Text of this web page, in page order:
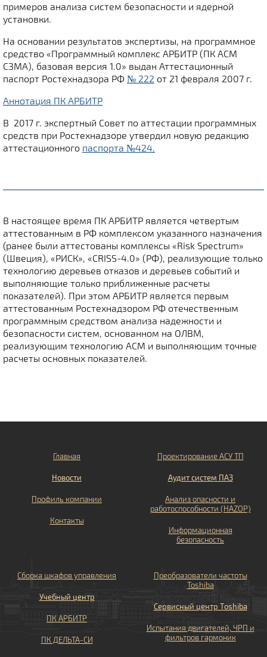
примеров анализа систем безопасности и ядерной
установки.
На основании результатов экспертизы, на программное
средство «Программный комплекс АРБИТР (ПК АСМ
СЗМА), базовая версия 1.0» выдан Аттестационный
паспорт Ростехнадзора РФ № 222 от 21 февраля 2007 г.
Аннотация ПК АРБИТР
В 2017 г. экспертный Совет по аттестации программных
средств при Ростехнадзоре утвердил новую редакцию
аттестационного паспорта №424.
В настоящее время ПК АРБИТР является четвертым
аттестованным в РФ комплексом указанного назначения
(ранее были аттестованы комплексы «Risk Spectrum»
(Швеция), «РИСК», «CRISS-4.0» (РФ), реализующие только
технологию деревьев отказов и деревьев событий и
выполняющие только приближенные расчеты
показателей). При этом АРБИТР является первым
аттестованным Ростехнадзором РФ отечественным
программным средством анализа надежности и
безопасности систем, основанном на ОЛВМ,
реализующим технологию АСМ и выполняющим точные
расчеты основных показателей.
Главная
Новости
Профиль компании
Контакты
Проектирование АСУ ТП
Аудит систем ПАЗ
Анализ опасности и
работоспособности (HAZOP)
Информационная
безопасность
Сборка шкафов управления
Учебный центр
ПК АРБИТР
ПК ДЕЛЬТА-СИ
Преобразователи частоты
Toshiba
Сервисный центр Toshiba
Испытания двигателей, ЧРП и
фильтров гармоник